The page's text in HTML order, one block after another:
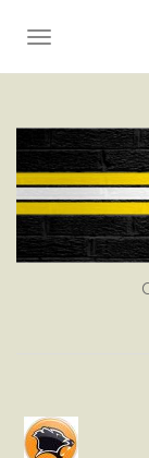
TOGGLE